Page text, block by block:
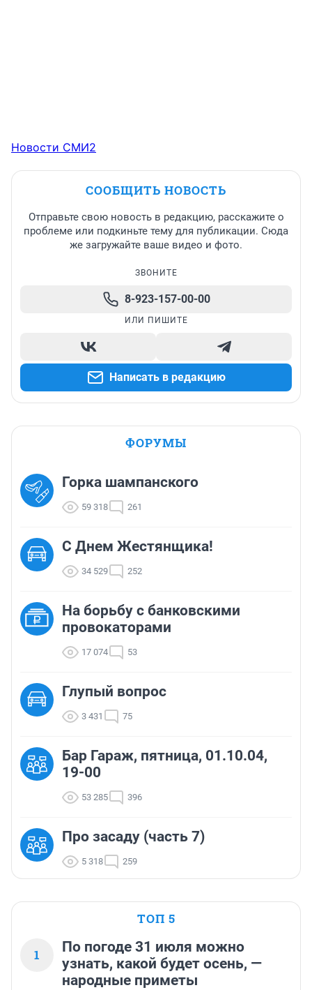
Новости СМИ2
СООБЩИТЬ НОВОСТЬ
Отправьте свою новость в редакцию, расскажите о
проблеме или подкиньте тему для публикации. Сюда
же загружайте ваше видео и фото.
ЗВОНИТЕ
8-923-157-00-00
ИЛИ ПИШИТЕ
Написать в редакцию
ФОРУМЫ
Горка шампанского
59 318 261
С Днем Жестянщика!
34 529 252
На борьбу с банковскими
провокаторами
17 074 53
Глупый вопрос
3 431 75
Бар Гараж, пятница, 01.10.04,
19-00
53 285 396
Про засаду (часть 7)
5 318 259
ТОП 5
1
По погоде 31 июля можно
узнать, какой будет осень, —
народные приметы